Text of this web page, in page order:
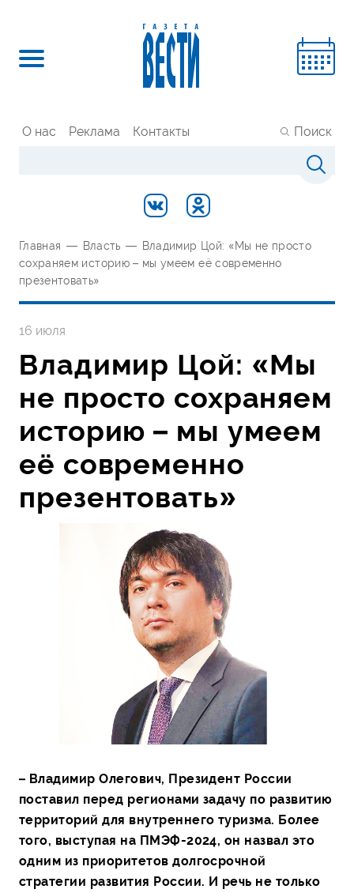
О нас Реклама Контакты Поиск
Главная — Власть — Владимир Цой: «Мы не просто
сохраняем историю – мы умеем её современно
презентовать»
16 июля
Владимир Цой: «Мы
не просто сохраняем
историю – мы умеем
её современно
презентовать»
– Владимир Олегович, Президент России
поставил перед регионами задачу по развитию
территорий для внутреннего туризма. Более
того, выступая на ПМЭФ-2024, он назвал это
одним из приоритетов долгосрочной
стратегии развития России. И речь не только